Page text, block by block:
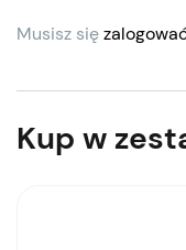
Musisz się
Kup w